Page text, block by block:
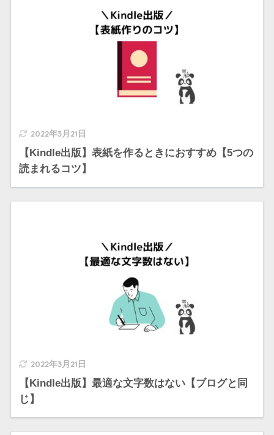
2022年3月21日
【Kindle出版】表紙を作るときにおすすめ【5つの
読まれるコツ】
2022年3月21日
【Kindle出版】最適な文字数はない【ブログと同
じ】